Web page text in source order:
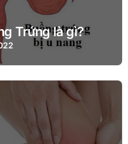
Trứng là gì?